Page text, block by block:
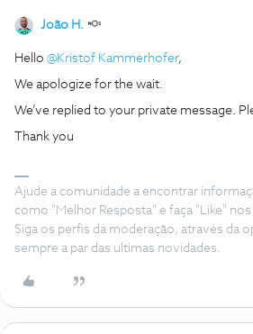
João H.
Hello @Kristof Kammerhofer,
We apologize for the wait.
We’ve replied to your private message.
Thank you
Ajude a comunidade a encontrar
como "Melhor Resposta" e faça "Like"
Siga os perfis da moderação, através da
sempre a par das ultimas novidades.